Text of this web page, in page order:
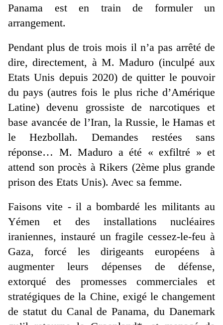
Panama est en train de formuler un
arrangement.
Pendant plus de trois mois il n’a pas arrêté de
dire, directement, à M. Maduro (inculpé aux
Etats Unis depuis 2020) de quitter le pouvoir
du pays (autres fois le plus riche d’Amérique
Latine) devenu grossiste de narcotiques et
base avancée de l’Iran, la Russie, le Hamas et
le Hezbollah. Demandes restées sans
réponse… M. Maduro a été « exfiltré » et
attend son procès à Rikers (2ème plus grande
prison des Etats Unis). Avec sa femme.
Faisons vite - il a bombardé les militants au
Yémen et des installations nucléaires
iraniennes, instauré un fragile cessez-le-feu à
Gaza, forcé les dirigeants européens à
augmenter leurs dépenses de défense,
extorqué des promesses commerciales et
stratégiques de la Chine, exigé le changement
de statut du Canal de Panama, du Danemark